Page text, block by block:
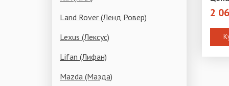
Land Rover (Ленд Ровер)
Lexus (Лексус)
Lifan (Лифан)
Mazda (Мазда)
2